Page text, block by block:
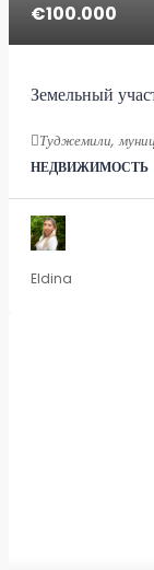
€100.000
Земельный
Туджемили,
НЕДВИЖИМОСТЬ
Eldina